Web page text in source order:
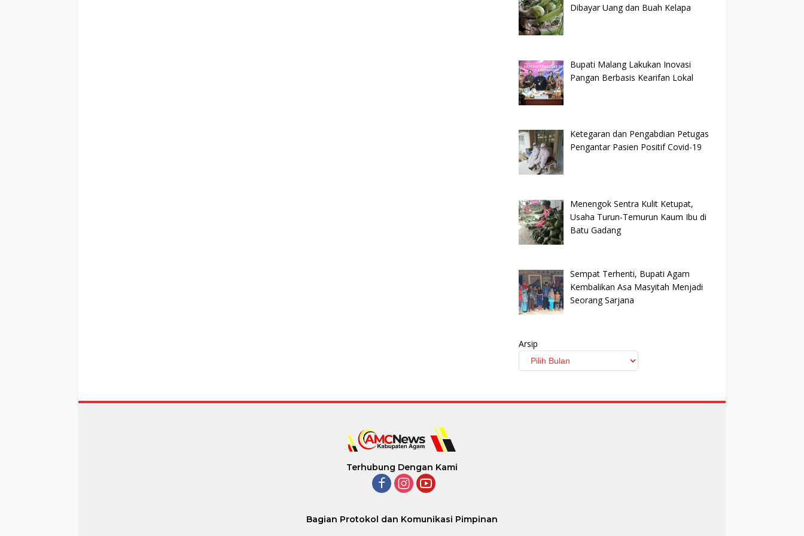
Dibayar Uang dan Buah Kelapa
Bupati Malang Lakukan Inovasi
Pangan Berbasis Kearifan Lokal
Ketegaran dan Pengabdian Petugas
Pengantar Pasien Positif Covid-19
Menengok Sentra Kulit Ketupat,
Usaha Turun-Temurun Kaum Ibu di
Batu Gadang
Sempat Terhenti, Bupati Agam
Kembalikan Asa Masyitah Menjadi
Seorang Sarjana
Arsip
Terhubung Dengan Kami
Bagian Protokol dan Komunikasi Pimpinan